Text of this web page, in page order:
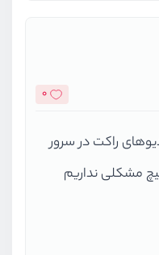
0
راکت در سرور
مشکلی نداریم